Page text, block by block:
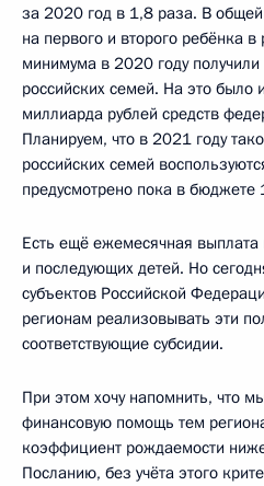
за 2020 год в 1,8 раза. В
на первого и второго ребёнка
минимума в 2020 году
российских семей. На это было
миллиарда рублей средств
Планируем, что в 2021 году
российских семей
предусмотрено пока в
Есть ещё ежемесячная выплата
и последующих детей. Но
субъектов Российской
регионам реализовывать эти
соответствующие субсидии.
При этом хочу напомнить, что
финансовую помощь тем
коэффициент рождаемости
Посланию, без учёта этого